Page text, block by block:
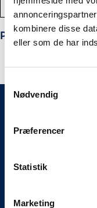
kombinere disse
eller som de har
Samtykkevalg
Nødvendig
Præferencer
Statistik
Marketing
Mindsk
mængden
af
Khoury
Sinus
Forstør
mængden
af
Khoury
Sinus
Prof. Dr. Fouad